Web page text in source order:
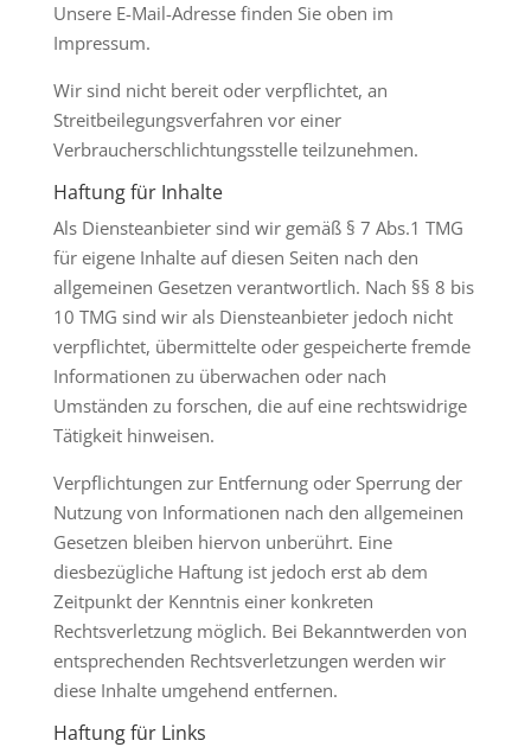
Unsere E-Mail-Adresse finden Sie oben im
Impressum.
Wir sind nicht bereit oder verpflichtet, an
Streitbeilegungsverfahren vor einer
Verbraucherschlichtungsstelle teilzunehmen.
Haftung für Inhalte
Als Diensteanbieter sind wir gemäß § 7 Abs.1 TMG
für eigene Inhalte auf diesen Seiten nach den
allgemeinen Gesetzen verantwortlich. Nach §§ 8 bis
10 TMG sind wir als Diensteanbieter jedoch nicht
verpflichtet, übermittelte oder gespeicherte fremde
Informationen zu überwachen oder nach
Umständen zu forschen, die auf eine rechtswidrige
Tätigkeit hinweisen.
Verpflichtungen zur Entfernung oder Sperrung der
Nutzung von Informationen nach den allgemeinen
Gesetzen bleiben hiervon unberührt. Eine
diesbezügliche Haftung ist jedoch erst ab dem
Zeitpunkt der Kenntnis einer konkreten
Rechtsverletzung möglich. Bei Bekanntwerden von
entsprechenden Rechtsverletzungen werden wir
diese Inhalte umgehend entfernen.
Haftung für Links